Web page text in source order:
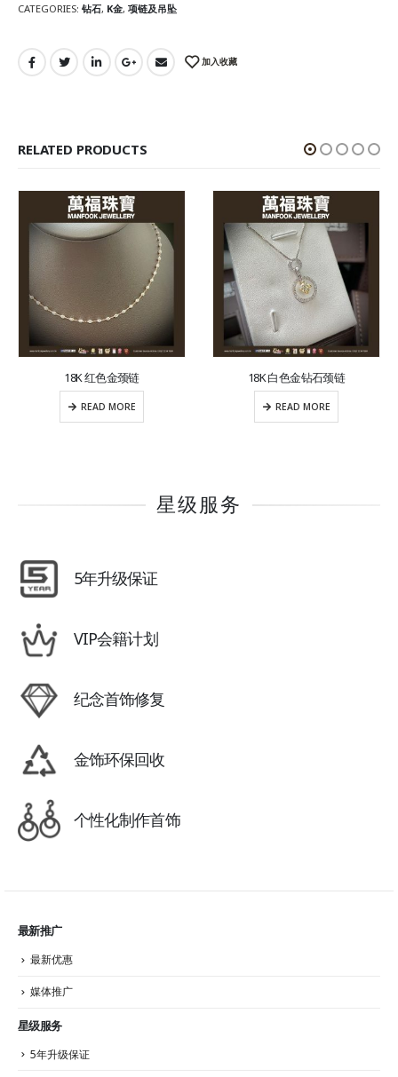
CATEGORIES: 钻石, K金, 项链及吊坠
加入收藏
RELATED PRODUCTS
18K 红色金颈链
READ MORE
18K 白色金钻石颈链
READ MORE
星级服务
5年升级保证
VIP会籍计划
纪念首饰修复
金饰环保回收
个性化制作首饰
最新推广
最新优惠
媒体推广
星级服务
5年升级保证